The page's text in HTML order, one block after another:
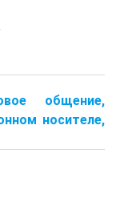
общение,
носителе,